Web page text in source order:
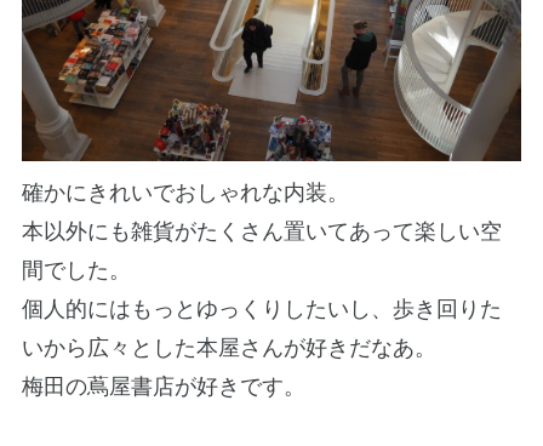
確かにきれいでおしゃれな内装。
本以外にも雑貨がたくさん置いてあって楽しい空
間でした。
個人的にはもっとゆっくりしたいし、歩き回りた
いから広々とした本屋さんが好きだなあ。
梅田の蔦屋書店が好きです。